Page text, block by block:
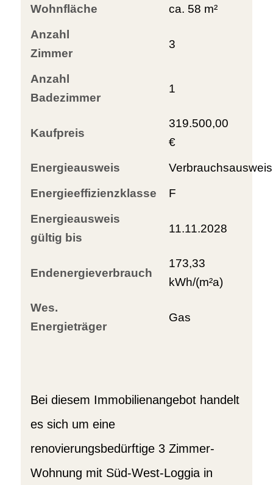
Wohnfläche
ca. 58 m²
Anzahl
Zimmer
3
Anzahl
Badezimmer
1
Kaufpreis
319.500,00
€
Energieausweis
Verbrauchsausweis
Energieeffizienzklasse
F
Energieausweis
gültig bis
11.11.2028
Endenergieverbrauch
173,33
kWh/(m²a)
Wes.
Energieträger
Gas
Bei diesem Immobilienangebot handelt
es sich um eine
renovierungsbedürftige 3 Zimmer-
Wohnung mit Süd-West-Loggia in